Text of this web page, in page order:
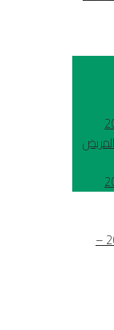
2027 | راحة المريض
وظائف رعاية المسنين والتمريض المنزلي لعام 2026 –